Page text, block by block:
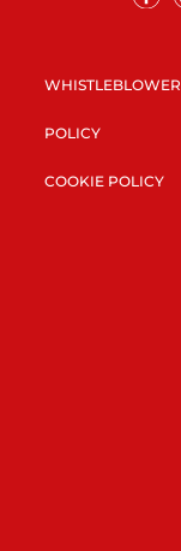
WHISTLEBLOWER
POLICY
COOKIE POLICY